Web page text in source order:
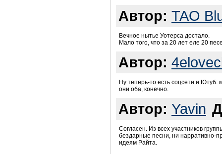
Автор: TAO
Вечное нытье Уотерса достало.
Мало того, что за 20 лет еле 20
Автор:
Ну теперь-то есть соцсети и
они оба, конечно.
Автор: Yavin
Согласен. Из всех участников
бездарные песни, ни нарративно-
идеям Райта.